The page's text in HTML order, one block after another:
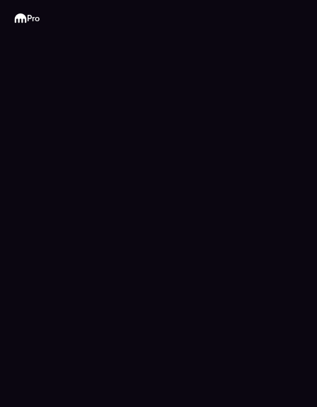
Kraken
Pro